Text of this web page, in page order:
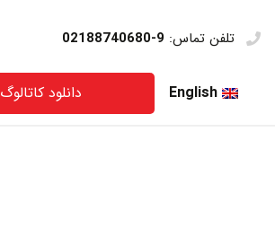
تلفن تماس: 9-02188740680
English دانلود کاتالوگ